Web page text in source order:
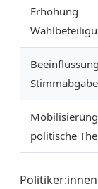
Erhöhung
Stimmabgabe
politische